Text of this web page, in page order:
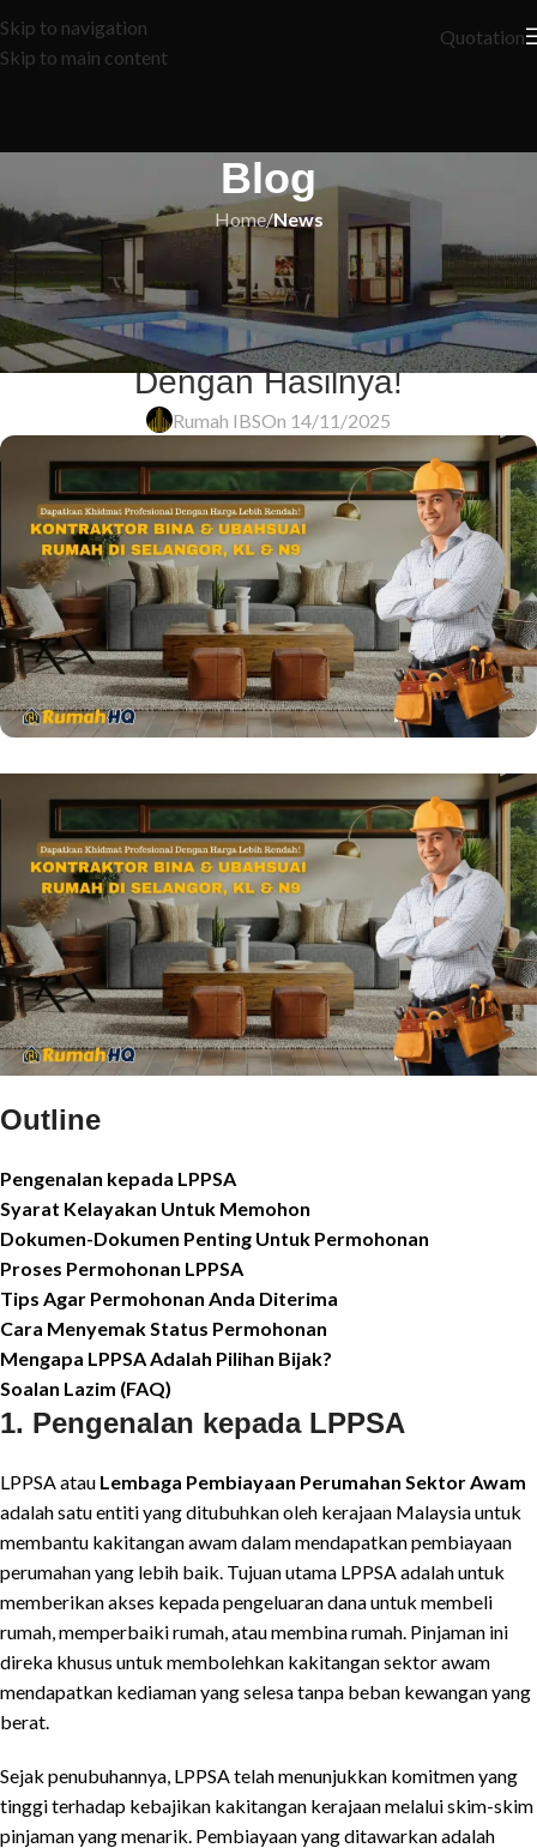
Skip to navigation
Skip to main content
Quotation
Blog
Home/News
NEWS
5 Langkah Mudah untuk Memohon
LPPSA: Anda Pasti Tersenyum
Dengan Hasilnya!
Rumah IBSOn 14/11/2025
Outline
Pengenalan kepada LPPSA
Syarat Kelayakan Untuk Memohon
Dokumen-Dokumen Penting Untuk Permohonan
Proses Permohonan LPPSA
Tips Agar Permohonan Anda Diterima
Cara Menyemak Status Permohonan
Mengapa LPPSA Adalah Pilihan Bijak?
Soalan Lazim (FAQ)
1. Pengenalan kepada LPPSA
LPPSA atau Lembaga Pembiayaan Perumahan Sektor Awam
adalah satu entiti yang ditubuhkan oleh kerajaan Malaysia untuk
membantu kakitangan awam dalam mendapatkan pembiayaan
perumahan yang lebih baik. Tujuan utama LPPSA adalah untuk
memberikan akses kepada pengeluaran dana untuk membeli
rumah, memperbaiki rumah, atau membina rumah. Pinjaman ini
direka khusus untuk membolehkan kakitangan sektor awam
mendapatkan kediaman yang selesa tanpa beban kewangan yang
berat.
Sejak penubuhannya, LPPSA telah menunjukkan komitmen yang
tinggi terhadap kebajikan kakitangan kerajaan melalui skim-skim
pinjaman yang menarik. Pembiayaan yang ditawarkan adalah